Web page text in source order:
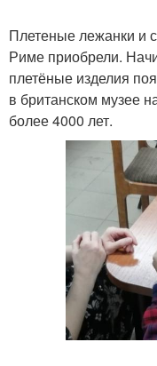
Плетеные лежанки и
Риме приобрели.
плетёные изделия
в британском музее
более 4000 лет.